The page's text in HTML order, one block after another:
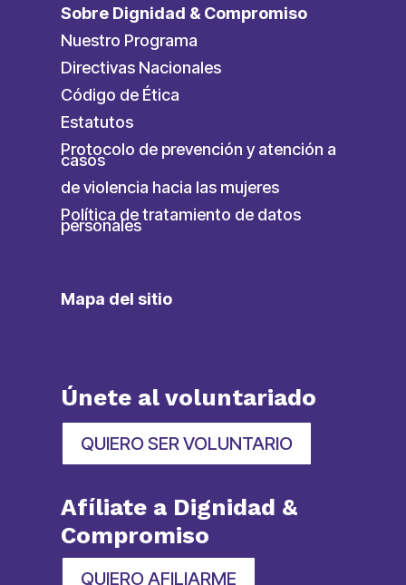
Sobre Dignidad & Compromiso
Nuestro Programa
Directivas Nacionales
Código de Ética
Estatutos
Protocolo de prevención y atención a
casos
de violencia hacia las mujeres
Política de tratamiento de datos
personales
Mapa del sitio
Únete al voluntariado
QUIERO SER VOLUNTARIO
Afíliate a Dignidad &
Compromiso
QUIERO AFILIARME